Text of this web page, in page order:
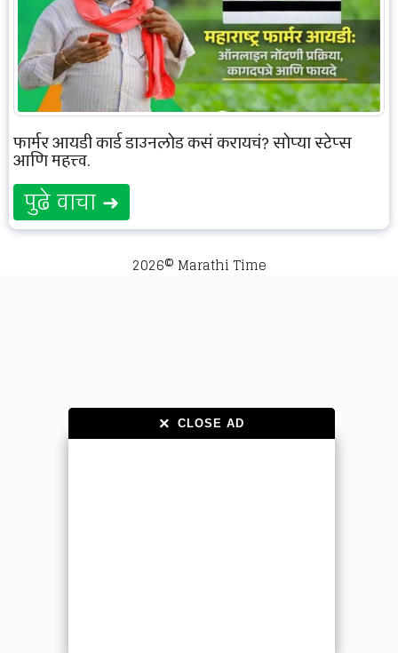
× CLOSE AD
× CLOSE AD
फार्मर आयडी कार्ड डाउनलोड कसं करायचं? सोप्या स्टेप्स
आणि महत्त्व.
पुढे वाचा ➜
2026© Marathi Time